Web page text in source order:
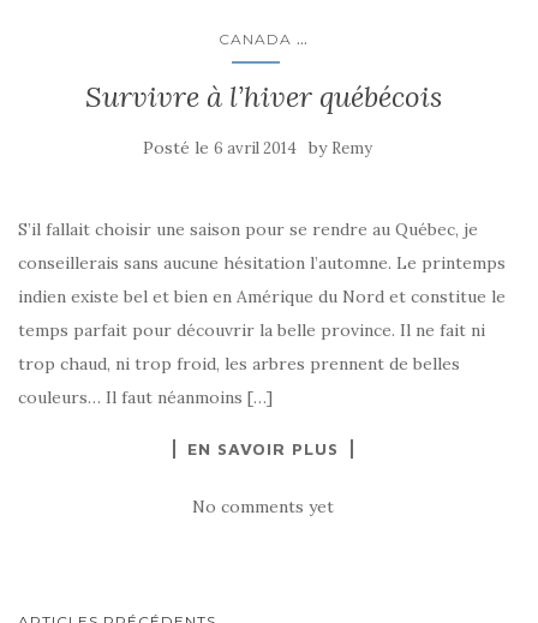
CANADA ...
Survivre à l’hiver québécois
Posté le 6 avril 2014 by Remy
S’il fallait choisir une saison pour se rendre au Québec, je
conseillerais sans aucune hésitation l’automne. Le printemps
indien existe bel et bien en Amérique du Nord et constitue le
temps parfait pour découvrir la belle province. Il ne fait ni
trop chaud, ni trop froid, les arbres prennent de belles
couleurs… Il faut néanmoins […]
EN SAVOIR PLUS
No comments yet